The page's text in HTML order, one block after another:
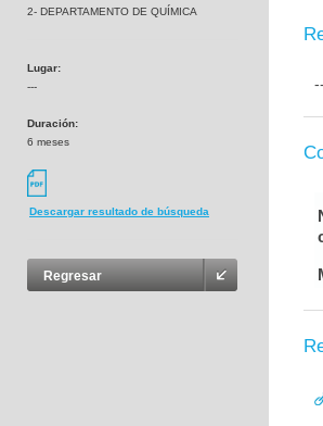
2- DEPARTAMENTO DE QUÍMICA
Lugar:
---
Duración:
6 meses
Descargar resultado de búsqueda
Regresar
--